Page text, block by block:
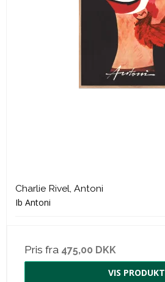
Charlie Rivel, Antoni
Ib Antoni
Pris fra 475,00 DKK
VIS PRODUKT